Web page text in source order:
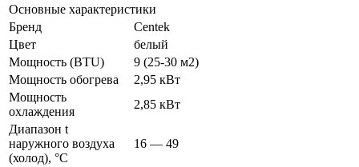
Основные характеристики
Бренд
Centek
Цвет
белый
Мощность (BTU)
9 (25-30 м2)
Мощность обогрева
2,95 кВт
Мощность
охлаждения
2,85 кВт
Диапазон t
наружного воздуха
(холод), °C
16 — 49